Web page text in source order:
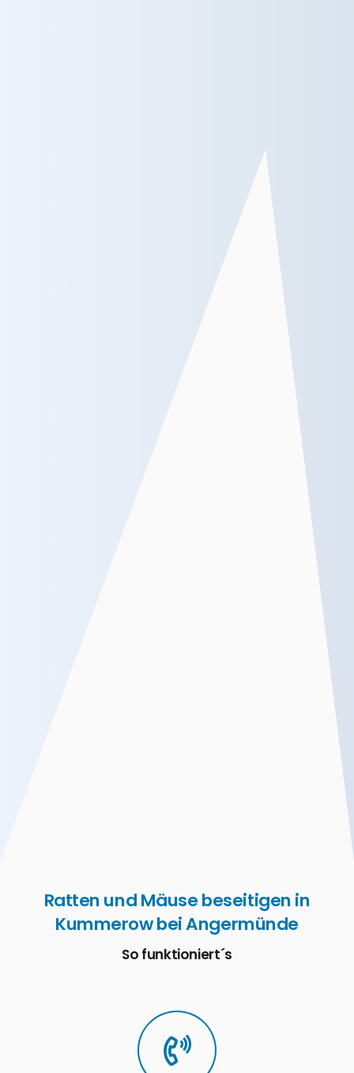
Ratten und Mäuse beseitigen in
Kummerow bei Angermünde
So funktioniert´s